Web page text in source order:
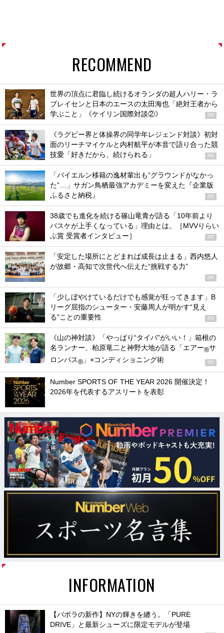
RECOMMEND
世界の頂点に君臨し続けるオランダの超人ハリー・ラ
ブレイセンと日本のエースの太田海也「絶対王者から
学ぶこと」《ケイリン国際対談②》
PR
《ラグビー界と体操界の同学年レジェンド対談》初対
面のリーチマイケルと内村航平が本音で語り合った競
技愛「好きだから、続けられる」
PR
「バイエルン移籍の逸材輩出も“グラウンドがなかっ
た”…」サガン鳥栖最強アカデミーを変えた『企業版
ふるさと納税』
PR
38歳でも進化を続ける篠山竜青が語る「10年前より
バスケが上手くなっている」理由とは。［MVVりらい
ぶ賞 受賞者インタビュー］
PR
「安定した場所にとどまれば成長は止まる」西内悠人
が故郷・高知で次世代へ伝えた“挑戦する力”
PR
「少しぼやけているだけでも感覚が狂ってきます」B
リーグ屈指のシューター・安藤周人が明かす“見え
る”ことの重要性
PR
《山の神対談》「やっぱり“タイパ”がいい！」箱根の
名ランナー、柏原竜二と神野大地が語る「エアー®サ
ロンパス® 」×コンディショニング術 PR
Number SPORTS OF THE YEAR 2026 開催決定！
2026年を代表するアスリートを表彰
INFORMATION
【バボラの新作】NYの輝きを纏う。「PURE
DRIVE」と最新シューズに限定モデルが登場